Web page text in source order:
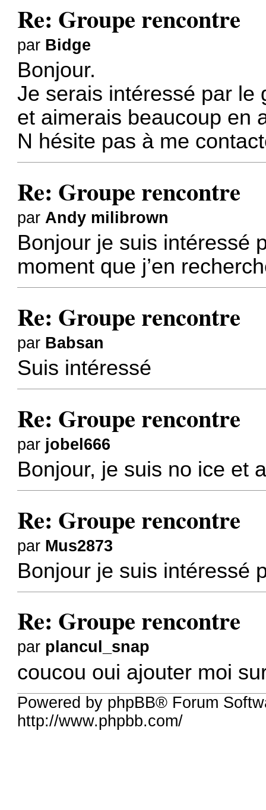
Re: Groupe rencontre
par Bidge
Bonjour.
Je serais intéressé par le
et aimerais beaucoup en
N hésite pas à me
Re: Groupe rencontre
par Andy milibrown
Bonjour je suis intéressé
moment que j’en
Re: Groupe rencontre
par Babsan
Suis intéressé
Re: Groupe rencontre
par jobel666
Bonjour, je suis no ice et
Re: Groupe rencontre
par Mus2873
Bonjour je suis intéressé
Re: Groupe rencontre
par plancul_snap
coucou oui ajouter moi
Powered by phpBB® Forum
http://www.phpbb.com/